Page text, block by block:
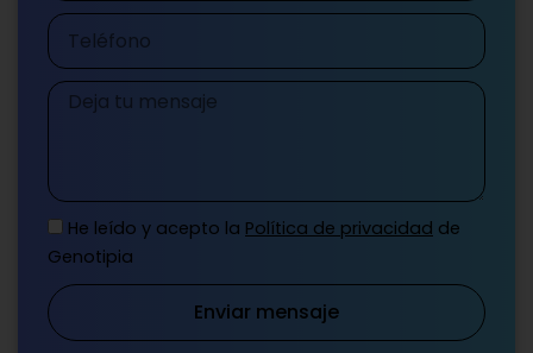
Teléfono
Mensaje
He leído y acepto la Política de privacidad de
Genotipia
Enviar mensaje